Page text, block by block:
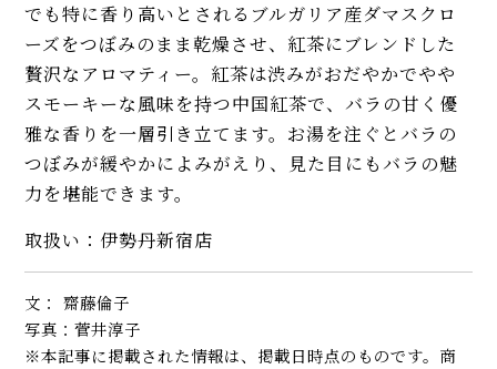
でも特に香り高いとされるブルガリア産ダマスクロ
ーズをつぼみのまま乾燥させ、紅茶にブレンドした
贅沢なアロマティー。紅茶は渋みがおだやかでやや
スモーキーな風味を持つ中国紅茶で、バラの甘く優
雅な香りを一層引き立てます。お湯を注ぐとバラの
つぼみが緩やかによみがえり、見た目にもバラの魅
力を堪能できます。
取扱い：伊勢丹新宿店
文： 齋藤倫子
写真：菅井淳子
※本記事に掲載された情報は、掲載日時点のものです。商